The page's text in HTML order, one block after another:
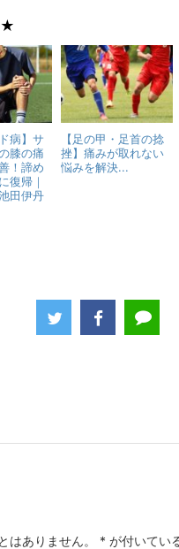
★
病】サ
膝の痛
！諦め
復帰｜
田伊丹
【足の甲・足首の捻
挫】痛みが取れない
悩みを解決...
はありません。 * が付いてい